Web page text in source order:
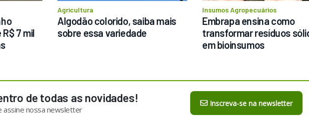
7 mil
Agricultura
Algodão colorido, saiba mais
sobre essa variedade
Insumos Agropecuários
Embrapa ensina como
transformar resíduos
em bioinsumos
de todas as novidades!
assine nossa newsletter
Inscreva-se na newsletter